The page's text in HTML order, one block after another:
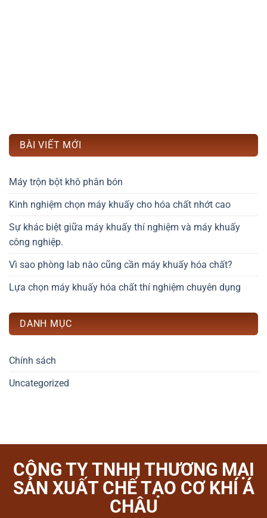
BÀI VIẾT MỚI
Máy trộn bột khô phân bón
Kinh nghiệm chọn máy khuấy cho hóa chất nhớt cao
Sự khác biệt giữa máy khuấy thí nghiệm và máy khuấy
công nghiệp.
Vì sao phòng lab nào cũng cần máy khuấy hóa chất?
Lựa chọn máy khuấy hóa chất thí nghiệm chuyên dụng
DANH MỤC
Chính sách
Uncategorized
CÔNG TY TNHH THƯƠNG MẠI
SẢN XUẤT CHẾ TẠO CƠ KHÍ Á
CHÂU